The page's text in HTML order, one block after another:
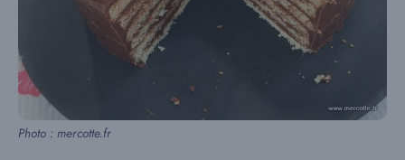
Photo : mercotte.fr